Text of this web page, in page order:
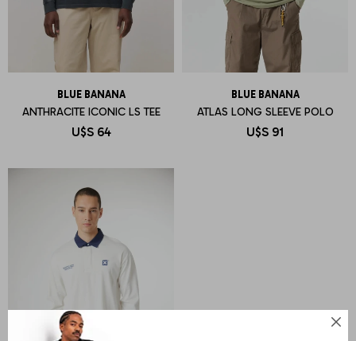

BLUE BANANA
ANTHRACITE ICONIC LS TEE
U$S 64
BLUE BANANA
ATLAS LONG SLEEVE POLO
U$S 91